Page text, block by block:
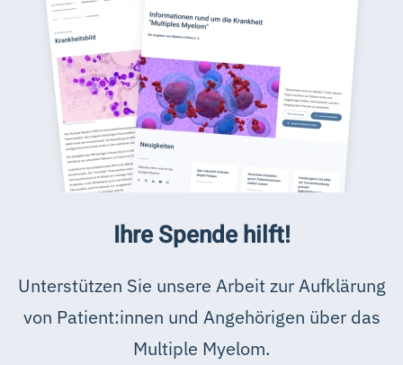
Ihre Spende hilft!
Unterstützen Sie unsere Arbeit zur Aufklärung
von Patient:innen und Angehörigen über das
Multiple Myelom.